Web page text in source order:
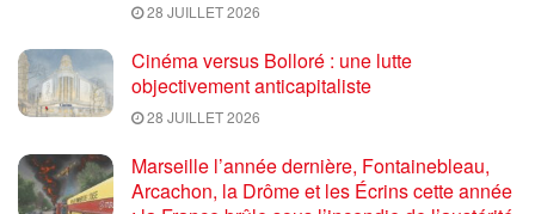
28 JUILLET 2026
Cinéma versus Bolloré : une lutte
objectivement anticapitaliste
28 JUILLET 2026
Marseille l’année dernière, Fontainebleau,
Arcachon, la Drôme et les Écrins cette année